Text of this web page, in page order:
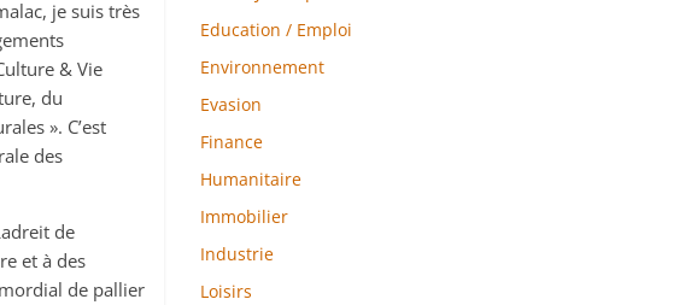
je suis très
& Vie
du
». C’est
des
de
et à des
de pallier
Education / Emploi
Environnement
Evasion
Finance
Humanitaire
Immobilier
Industrie
Loisirs